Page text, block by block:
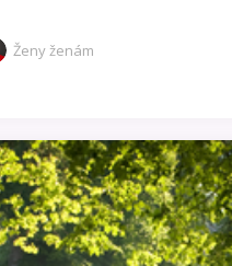
Ženy ženám